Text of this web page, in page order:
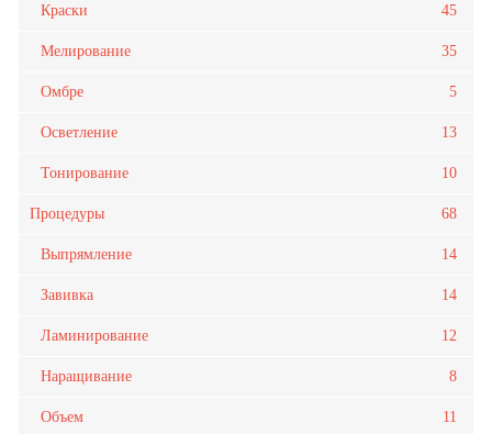
Краски 45
Мелирование 35
Омбре 5
Осветление 13
Тонирование 10
Процедуры 68
Выпрямление 14
Завивка 14
Ламинирование 12
Наращивание 8
Объем 11